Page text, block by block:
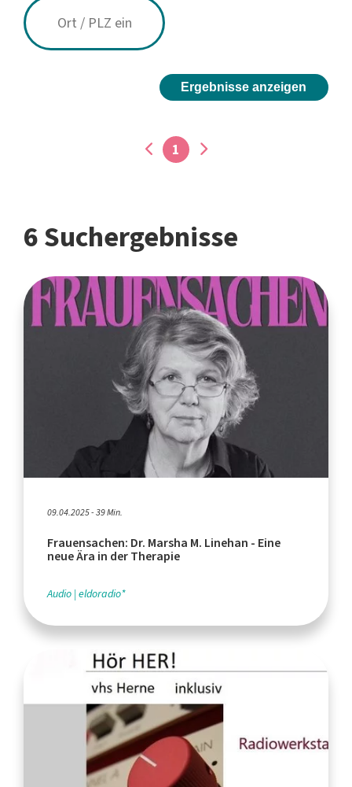
Ergebnisse anzeigen
1
6 Suchergebnisse
09.04.2025 - 39 Min.
Frauensachen: Dr. Marsha M. Linehan - Eine
neue Ära in der Therapie
Audio eldoradio*